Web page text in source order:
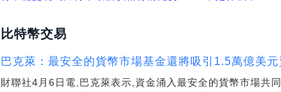
比特幣交易
巴克萊：最安全的貨幣市場基金還將吸引1.5萬億美元
財聯社4月6日電,巴克萊表示,資金涌入最安全的貨幣市場共